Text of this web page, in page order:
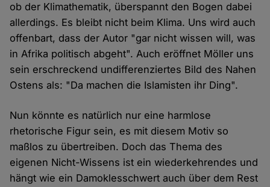
ob der Klimathematik, überspannt den Bogen dabei
allerdings. Es bleibt nicht beim Klima. Uns wird auch
offenbart, dass der Autor "gar nicht wissen will, was
in Afrika politisch abgeht". Auch eröffnet Möller uns
sein erschreckend undifferenziertes Bild des Nahen
Ostens als: "Da machen die Islamisten ihr Ding".
Nun könnte es natürlich nur eine harmlose
rhetorische Figur sein, es mit diesem Motiv so
maßlos zu übertreiben. Doch das Thema des
eigenen Nicht-Wissens ist ein wiederkehrendes und
hängt wie ein Damoklesschwert auch über dem Rest